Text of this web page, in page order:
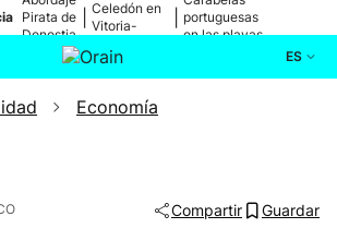
Pirata de
Donostia
Celedón en
Vitoria-
portuguesas
en las playas
ES
Actualidad
Economía
Compartir Guardar